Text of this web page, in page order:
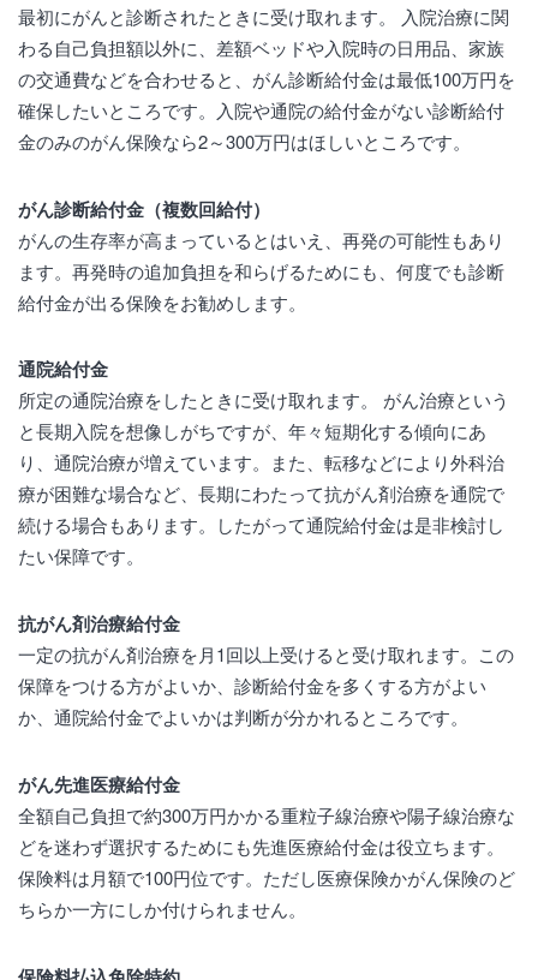
最初にがんと診断されたときに受け取れます。 入院治療に関
わる自己負担額以外に、差額ベッドや入院時の日用品、家族
の交通費などを合わせると、がん診断給付金は最低100万円を
確保したいところです。入院や通院の給付金がない診断給付
金のみのがん保険なら2～300万円はほしいところです。
がん診断給付金（複数回給付）
がんの生存率が高まっているとはいえ、再発の可能性もあり
ます。再発時の追加負担を和らげるためにも、何度でも診断
給付金が出る保険をお勧めします。
通院給付金
所定の通院治療をしたときに受け取れます。 がん治療という
と長期入院を想像しがちですが、年々短期化する傾向にあ
り、通院治療が増えています。また、転移などにより外科治
療が困難な場合など、長期にわたって抗がん剤治療を通院で
続ける場合もあります。したがって通院給付金は是非検討し
たい保障です。
抗がん剤治療給付金
一定の抗がん剤治療を月1回以上受けると受け取れます。この
保障をつける方がよいか、診断給付金を多くする方がよい
か、通院給付金でよいかは判断が分かれるところです。
がん先進医療給付金
全額自己負担で約300万円かかる重粒子線治療や陽子線治療な
どを迷わず選択するためにも先進医療給付金は役立ちます。
保険料は月額で100円位です。ただし医療保険かがん保険のど
ちらか一方にしか付けられません。